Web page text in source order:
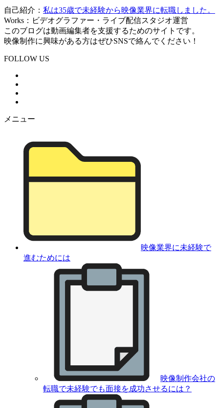
自己紹介： 私は35歳で未経験から映像業界に転職しました。
Works：ビデオグラファー・ライブ配信スタジオ運営
このブログは動画編集者を支援するためのサイトです。
映像制作に興味がある方はぜひSNSで絡んでください！
FOLLOW US
メニュー
映像業界に未経験で
進むためには
映像制作会社の
転職で未経験でも面接を成功させるには？